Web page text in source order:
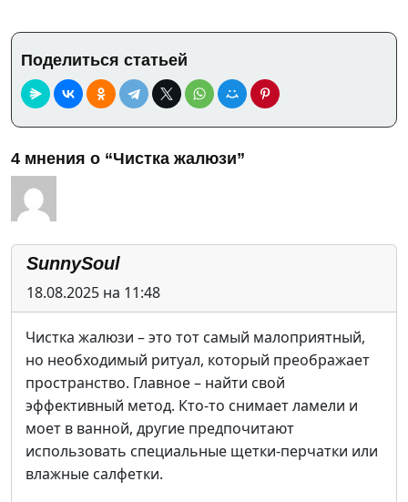
Поделиться статьей
4 мнения о “Чистка жалюзи”
SunnySoul
18.08.2025 на 11:48
Чистка жалюзи – это тот самый малоприятный,
но необходимый ритуал, который преображает
пространство. Главное – найти свой
эффективный метод. Кто-то снимает ламели и
моет в ванной, другие предпочитают
использовать специальные щетки-перчатки или
влажные салфетки.